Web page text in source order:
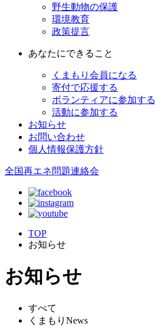
野生動物の保護
環境教育
政策提言
あなたにできること
くまもり会員になる
寄付で応援する
ボランティアに参加する
活動に参加する
お知らせ
お問い合わせ
個人情報保護方針
全国再エネ問題連絡会
TOP
お知らせ
お知らせ
すべて
くまもりNews